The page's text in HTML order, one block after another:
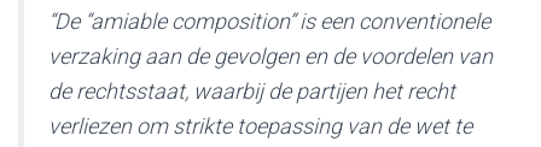
“De “amiable composition” is een conventionele
verzaking aan de gevolgen en de voordelen van
de rechtsstaat, waarbij de partijen het recht
verliezen om strikte toepassing van de wet te